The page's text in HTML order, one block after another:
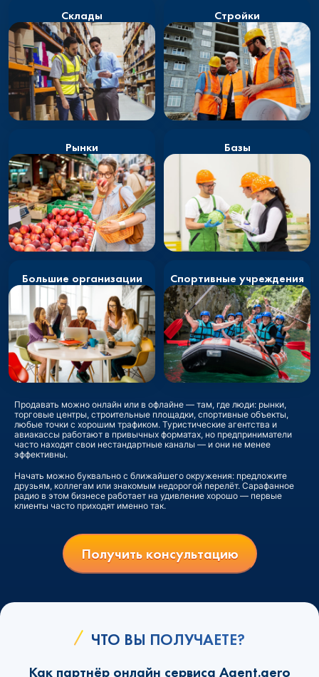
Склады Стройки
Рынки Базы
Большие организации Спортивные учреждения
Продавать можно онлайн или в офлайне — там, где люди: рынки,
торговые центры, строительные площадки, спортивные объекты,
любые точки с хорошим трафиком. Туристические агентства и
авиакассы работают в привычных форматах, но предприниматели
часто находят свои нестандартные каналы — и они не менее
эффективны.
Начать можно буквально с ближайшего окружения: предложите
друзьям, коллегам или знакомым недорогой перелёт. Сарафанное
радио в этом бизнесе работает на удивление хорошо — первые
клиенты часто приходят именно так.
Получить консультацию
ЧТО ВЫ ПОЛУЧАЕТЕ?
Как партнёр онлайн сервиса Agent.aero